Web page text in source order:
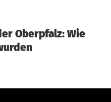
Oberpfalz: Wie